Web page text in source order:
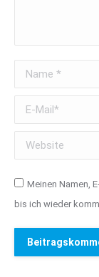
Name *
E-Mail *
Website
Meinen Namen,
bis ich wieder